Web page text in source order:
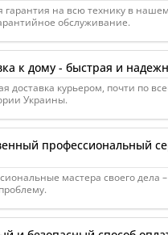
гарантия на всю технику в
обслуживание.
к дому - быстрая и
доставка курьером, почти по
Украины.
профессиональный
мастера своего дела